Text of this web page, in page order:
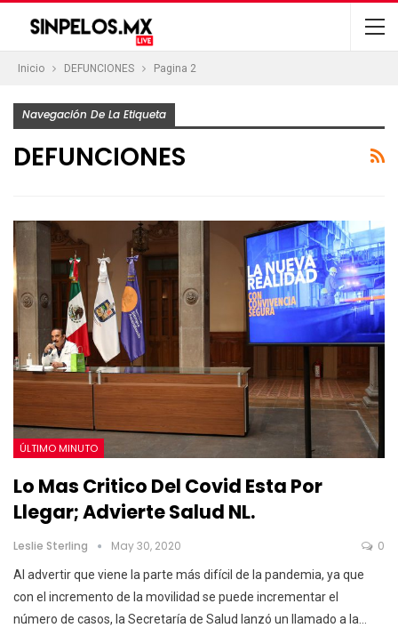
Inicio DEFUNCIONES Pagina 2
Navegación De La Etiqueta
DEFUNCIONES
ÚLTIMO MINUTO
Lo Mas Critico Del Covid Esta Por
Llegar; Advierte Salud NL.
Leslie Sterling May 30, 2020 0
Al advertir que viene la parte más difícil de la pandemia, ya que
con el incremento de la movilidad se puede incrementar el
número de casos, la Secretaría de Salud lanzó un llamado a la